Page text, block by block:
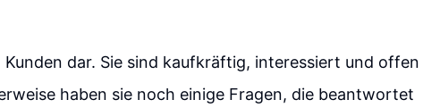
Kunden dar. Sie sind kaufkräftig, interessiert und offen
haben sie noch einige Fragen, die beantwortet